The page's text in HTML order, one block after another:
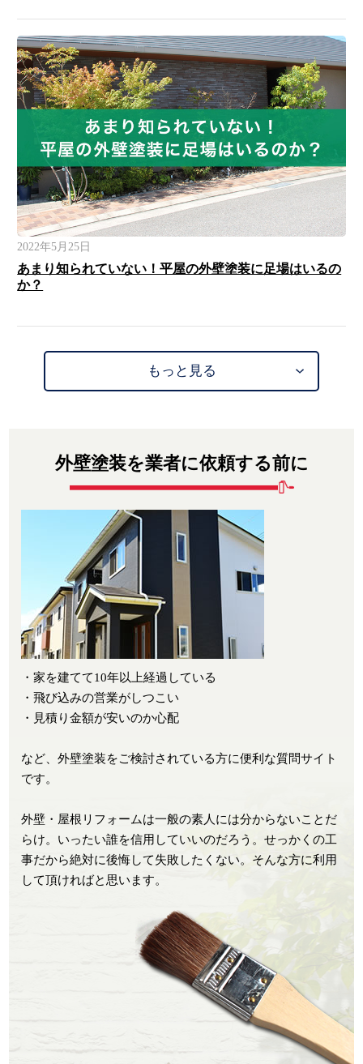
2022年5月25日
あまり知られていない！平屋の外壁塗装に足場はいるの
か？
もっと見る
外壁塗装を業者に依頼する前に
・家を建てて10年以上経過している
・飛び込みの営業がしつこい
・見積り金額が安いのか心配
など、外壁塗装をご検討されている方に便利な質問サイト
です。
外壁・屋根リフォームは一般の素人には分からないことだ
らけ。いったい誰を信用していいのだろう。せっかくの工
事だから絶対に後悔して失敗したくない。そんな方に利用
して頂ければと思います。